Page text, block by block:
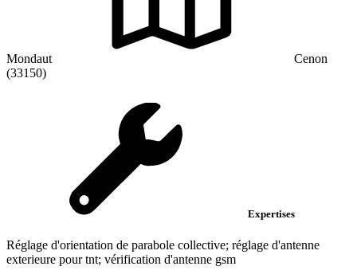
Mondaut
Cenon
(33150)
Expertises
Réglage d'orientation de parabole collective; réglage d'antenne
exterieure pour tnt; vérification d'antenne gsm